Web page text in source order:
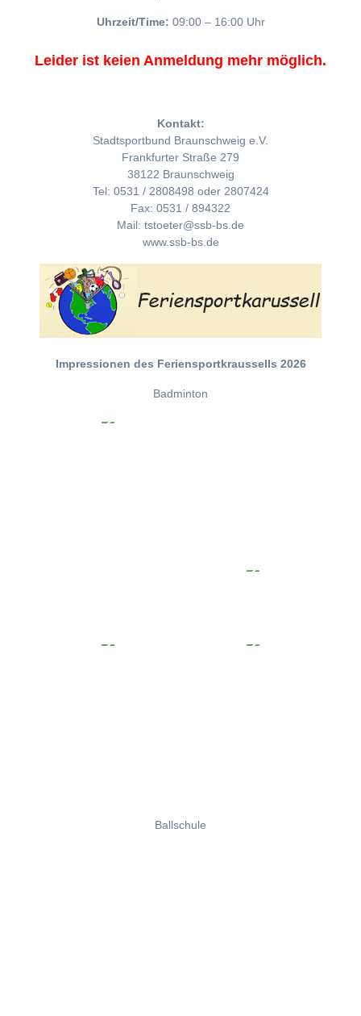
Uhrzeit/Time: 09:00 – 16:00 Uhr
Leider ist keien Anmeldung mehr möglich.
Kontakt:
Stadtsportbund Braunschweig e.V.
Frankfurter Straße 279
38122 Braunschweig
Tel: 0531 / 2808498 oder 2807424
Fax: 0531 / 894322
Mail: tstoeter@ssb-bs.de
www.ssb-bs.de
Impressionen des Feriensportkraussells 2026
Badminton
Ballschule